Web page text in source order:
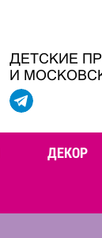
ДЕТСКИЕ
И
ДЕКОР